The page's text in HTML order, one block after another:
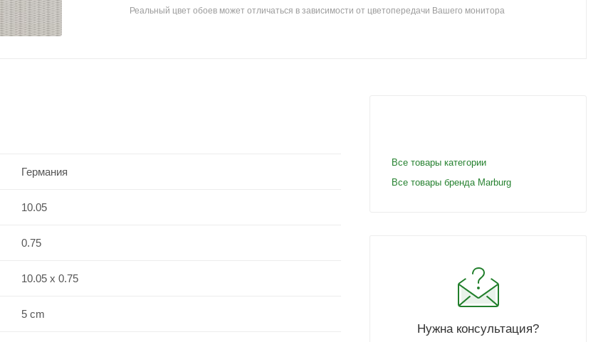
Реальный цвет обоев может отличаться в зависимости от цветопередачи Вашего монитора
Германия
10.05
0.75
10.05 x 0.75
5 cm
Все товары категории
Все товары бренда Marburg
Нужна консультация?